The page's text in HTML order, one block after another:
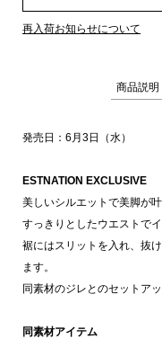
再入荷お知らせについて
商品説明
発売日：6月3日（水）
ESTNATION EXCLUSIVE
美しいシルエットで美脚が叶
すっきりとしたウエストで
裾にはスリットを入れ、抜
ます。
同素材のジレとのセットア
同素材アイテム